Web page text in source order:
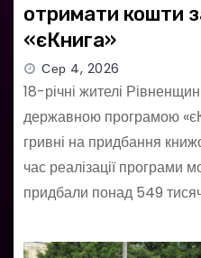
отримати кошти
«єКнига»
Сер 4, 2026
18-річні жителі
державною програмою
гривні на придбання
час реалізації програми
придбали понад 549